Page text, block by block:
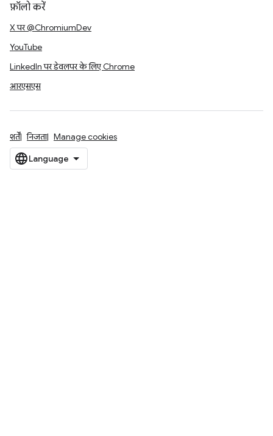
फ़ॉलो करें
X पर @ChromiumDev
YouTube
LinkedIn पर डेवलपर के लिए Chrome
आरएसएस
शर्तें निजता Manage cookies